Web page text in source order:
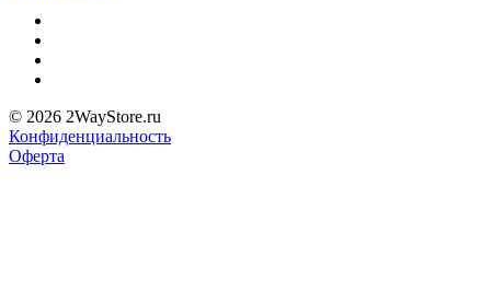
© 2026 2WayStore.ru
Конфиденциальность
Оферта